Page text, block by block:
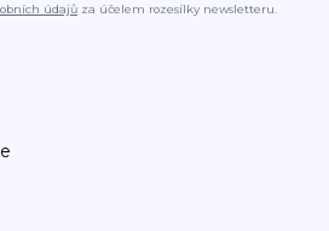
údajů za účelem rozesílky newsletteru.